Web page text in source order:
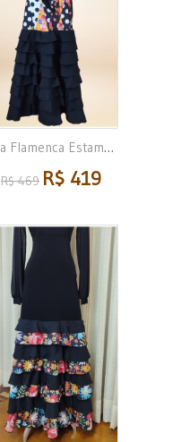
Saia Flamenca Estampada...
R$ 469 R$ 419